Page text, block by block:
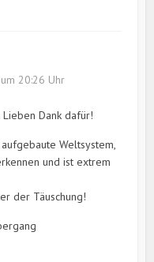
20:26 Uhr
Dank dafür!
Weltsystem,
und ist extrem
der Täuschung!